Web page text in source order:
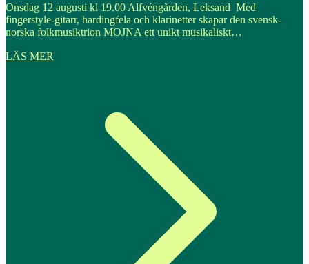
Onsdag 12 augusti kl 19.00 Alfvéngården, Leksand Med
fingerstyle-gitarr, hardingfela och klarinetter skapar den svensk-
norska folkmusiktrion MOJNA ett unikt musikaliskt…
LÄS MER